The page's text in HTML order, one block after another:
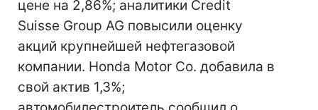
цене на 2,86%; аналитики Credit
Suisse Group AG повысили оценку
акций крупнейшей нефтегазовой
компании. Honda Motor Co. добавила в
свой актив 1,3%;